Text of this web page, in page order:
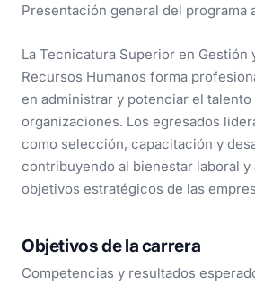
Presentación general del programa
La Tecnicatura Superior en Gestión
Recursos Humanos forma
en administrar y potenciar el talento
organizaciones. Los egresados
como selección, capacitación y
contribuyendo al bienestar laboral y
objetivos estratégicos de las
Objetivos de la carrera
Competencias y resultados